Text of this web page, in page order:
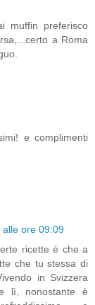
muffin preferisco
a Roma
e complimenti
ore 09:09
ricette è che a
che tu stessa di
in Svizzera
lì, nonostante è